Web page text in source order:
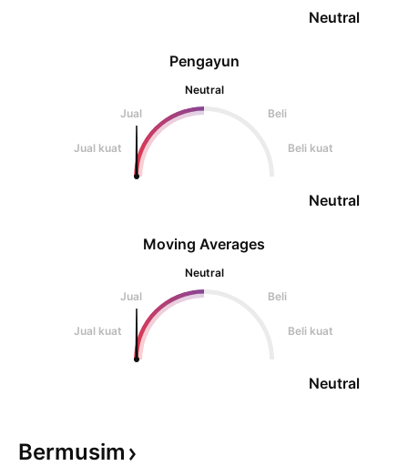
Pengayun
Neutral
Jual
Beli
Jual kuat Beli kuat
Neutral
Neutral
Moving Averages
Neutral
Jual
Beli
Jual kuat Beli kuat
Neutral
Bermusim